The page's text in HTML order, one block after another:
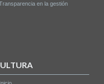
en la gestión